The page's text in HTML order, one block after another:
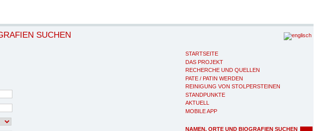
STARTSEITE
DAS PROJEKT
RECHERCHE UND QUELLEN
PATE / PATIN WERDEN
REINIGUNG VON STOLPERSTEINEN
STANDPUNKTE
AKTUELL
MOBILE APP
NAMEN, ORTE UND BIOGRAFIEN SUCHEN
SUCHEN